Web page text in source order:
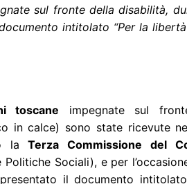
sul fronte della disabilità,
intitolato “Per la
toscane impegnate sul
in calce) sono state ricevute
laTerza Commissione del
Sociali), e per
il documento intitolato